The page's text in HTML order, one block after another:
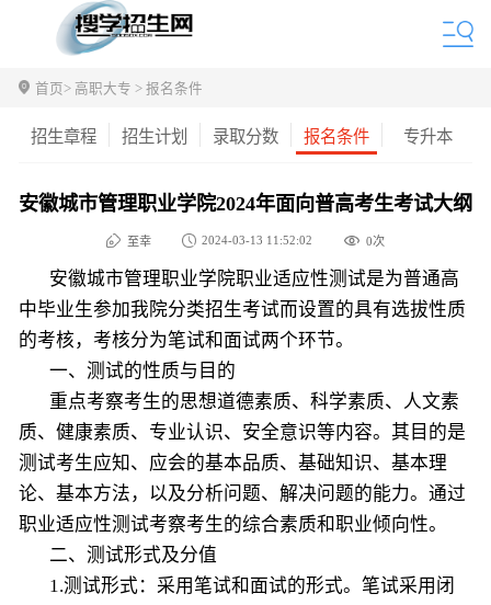
首页> 高职大专 > 报名条件
招生章程 招生计划 录取分数 报名条件 专升本
安徽城市管理职业学院2024年面向普高考生考试大纲
至幸 2024-03-13 11:52:02 0次
安徽城市管理职业学院职业适应性测试是为普通高
中毕业生参加我院分类招生考试而设置的具有选拔性质
的考核，考核分为笔试和面试两个环节。
一、测试的性质与目的
重点考察考生的思想道德素质、科学素质、人文素
质、健康素质、专业认识、安全意识等内容。其目的是
测试考生应知、应会的基本品质、基础知识、基本理
论、基本方法，以及分析问题、解决问题的能力。通过
职业适应性测试考察考生的综合素质和职业倾向性。
二、测试形式及分值
1.测试形式：采用笔试和面试的形式。笔试采用闭